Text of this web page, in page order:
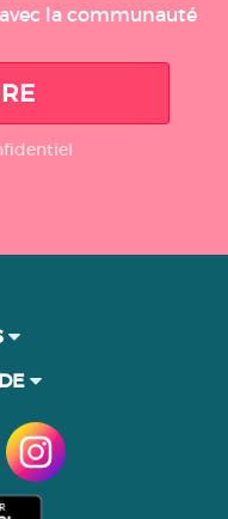
la communauté